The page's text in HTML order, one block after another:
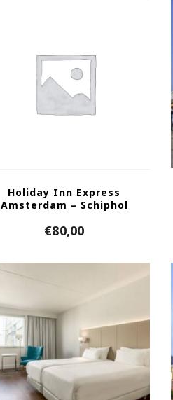
Holiday Inn Express
Amsterdam – Schiphol
€80,00